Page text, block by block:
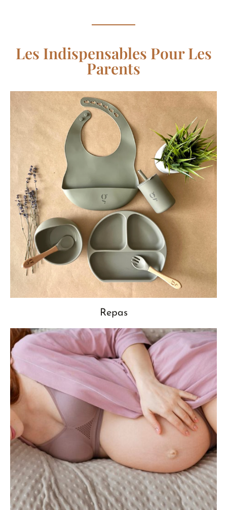
Les Indispensables Pour Les
Parents
Repas